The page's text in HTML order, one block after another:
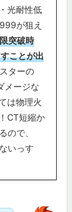
光耐性低
が狙え
突破時
ことが出
ターの
メージな
は物理火
CT短縮か
ので、
いっす